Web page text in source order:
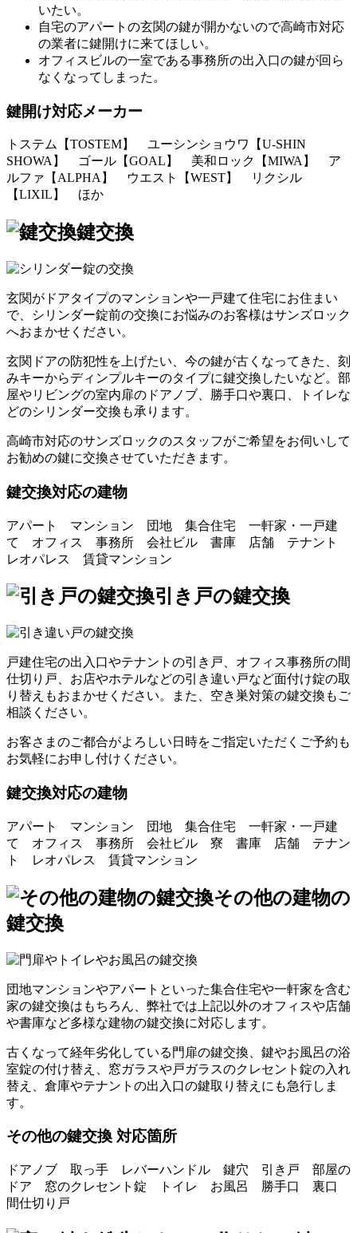
いたい。
自宅のアパートの玄関の鍵が開かないので高崎市対応
の業者に鍵開けに来てほしい。
オフィスビルの一室である事務所の出入口の鍵が回ら
なくなってしまった。
鍵開け対応メーカー
トステム【TOSTEM】 ユーシンショウワ【U-SHIN
SHOWA】 ゴール【GOAL】 美和ロック【MIWA】 ア
ルファ【ALPHA】 ウエスト【WEST】 リクシル
【LIXIL】 ほか
鍵交換
玄関がドアタイプのマンションや一戸建て住宅にお住まい
で、シリンダー錠前の交換にお悩みのお客様はサンズロック
へおまかせください。
玄関ドアの防犯性を上げたい、今の鍵が古くなってきた、刻
みキーからディンプルキーのタイプに鍵交換したいなど。部
屋やリビングの室内扉のドアノブ、勝手口や裏口、トイレな
どのシリンダー交換も承ります。
高崎市対応のサンズロックのスタッフがご希望をお伺いして
お勧めの鍵に交換させていただきます。
鍵交換対応の建物
アパート マンション 団地 集合住宅 一軒家・一戸建
て オフィス 事務所 会社ビル 書庫 店舗 テナント
レオパレス 賃貸マンション
引き戸の鍵交換
戸建住宅の出入口やテナントの引き戸、オフィス事務所の間
仕切り戸、お店やホテルなどの引き違い戸など面付け錠の取
り替えもおまかせください。また、空き巣対策の鍵交換もご
相談ください。
お客さまのご都合がよろしい日時をご指定いただくご予約も
お気軽にお申し付けください。
鍵交換対応の建物
アパート マンション 団地 集合住宅 一軒家・一戸建
て オフィス 事務所 会社ビル 寮 書庫 店舗 テナン
ト レオパレス 賃貸マンション
その他の建物の
鍵交換
団地マンションやアパートといった集合住宅や一軒家を含む
家の鍵交換はもちろん、弊社では上記以外のオフィスや店舗
や書庫など多様な建物の鍵交換に対応します。
古くなって経年劣化している門扉の鍵交換、鍵やお風呂の浴
室錠の付け替え、窓ガラスや戸ガラスのクレセント錠の入れ
替え、倉庫やテナントの出入口の鍵取り替えにも急行しま
す。
その他の鍵交換 対応箇所
ドアノブ 取っ手 レバーハンドル 鍵穴 引き戸 部屋の
ドア 窓のクレセント錠 トイレ お風呂 勝手口 裏口
間仕切り戸